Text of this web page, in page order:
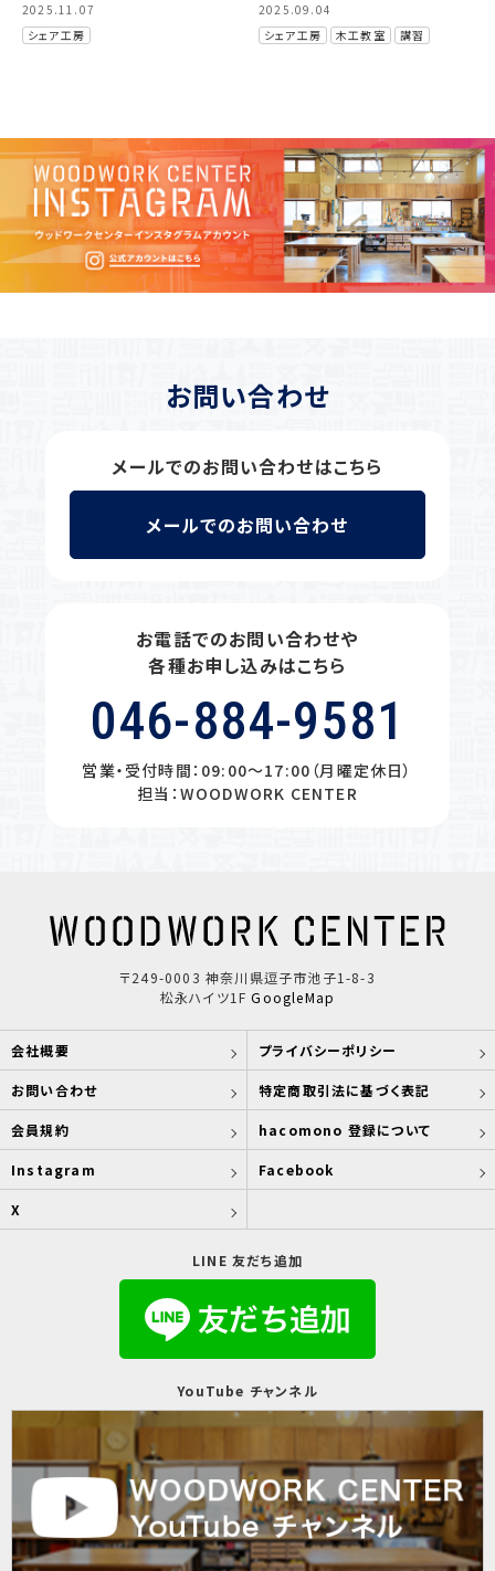
2025.11.07
シェア工房
2025.09.04
シェア工房
木工教室 講習
お問い合わせ
メールでのお問い合わせはこちら
メールでのお問い合わせ
お電話でのお問い合わせや
各種お申し込みはこちら
046-884-9581
営業・受付時間：09:00〜17:00（月曜定休日）
担当：WOODWORK CENTER
〒249-0003 神奈川県逗子市池子1-8-3
松永ハイツ1FGoogleMap
会社概要 プライバシーポリシー
お問い合わせ 特定商取引法に基づく表記
会員規約 hacomono 登録について
Instagram Facebook
X
LINE 友だち追加
YouTube チャンネル